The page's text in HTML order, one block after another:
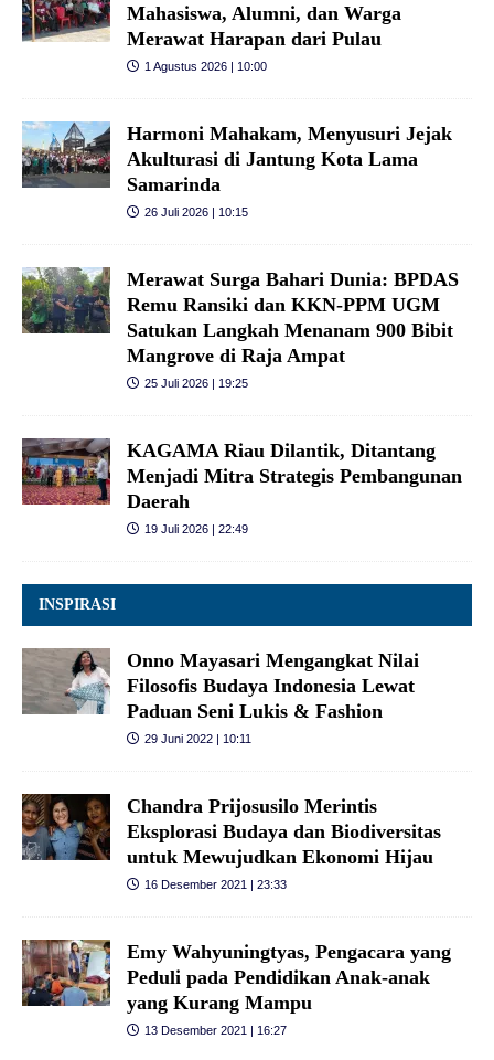
Mahasiswa, Alumni, dan Warga
Merawat Harapan dari Pulau
1 Agustus 2026 | 10:00
Harmoni Mahakam, Menyusuri Jejak
Akulturasi di Jantung Kota Lama
Samarinda
26 Juli 2026 | 10:15
Merawat Surga Bahari Dunia: BPDAS
Remu Ransiki dan KKN-PPM UGM
Satukan Langkah Menanam 900 Bibit
Mangrove di Raja Ampat
25 Juli 2026 | 19:25
KAGAMA Riau Dilantik, Ditantang
Menjadi Mitra Strategis Pembangunan
Daerah
19 Juli 2026 | 22:49
INSPIRASI
Onno Mayasari Mengangkat Nilai
Filosofis Budaya Indonesia Lewat
Paduan Seni Lukis & Fashion
29 Juni 2022 | 10:11
Chandra Prijosusilo Merintis
Eksplorasi Budaya dan Biodiversitas
untuk Mewujudkan Ekonomi Hijau
16 Desember 2021 | 23:33
Emy Wahyuningtyas, Pengacara yang
Peduli pada Pendidikan Anak-anak
yang Kurang Mampu
13 Desember 2021 | 16:27